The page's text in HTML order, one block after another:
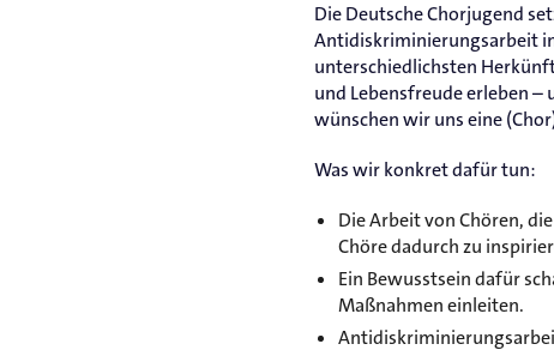
Die Deutsche Chorjugend
Antidiskriminierungsarbeit
unterschiedlichsten
und Lebensfreude erleben
wünschen wir uns eine
Was wir konkret dafür tun:
Die Arbeit von Chören,
Chöre dadurch zu
Ein Bewusstsein dafür
Maßnahmen einleiten.